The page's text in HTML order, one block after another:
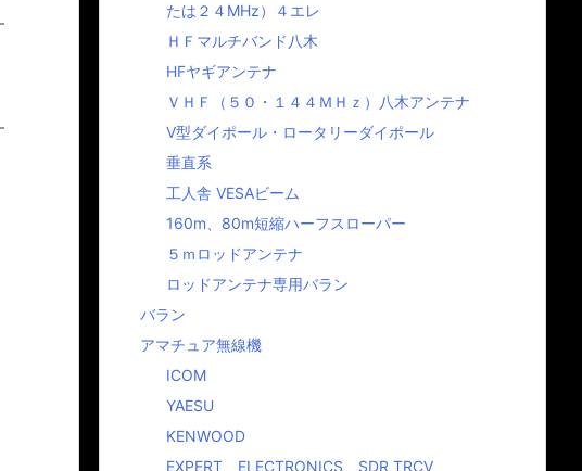
たは２４MHz）４エレ
ＨＦマルチバンド八木
HFヤギアンテナ
ＶＨＦ（５０・１４４ＭＨｚ）八木アンテナ
Ⅴ型ダイポール・ロータリーダイポール
垂直系
工人舎 VESAビーム
160m、80m短縮ハーフスローパー
５ｍロッドアンテナ
ロッドアンテナ専用バラン
バラン
アマチュア無線機
ICOM
YAESU
KENWOOD
EXPERT ELECTRONICS SDR TRCV